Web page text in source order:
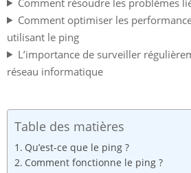
Comment optimiser les
utilisant le ping
L’importance de surveiller
réseau informatique
Table des matières
Qu’est-ce que le ping ?
Comment fonctionne le ping ?